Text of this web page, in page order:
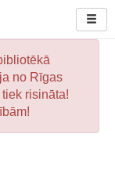
no Rīgas
risināta!